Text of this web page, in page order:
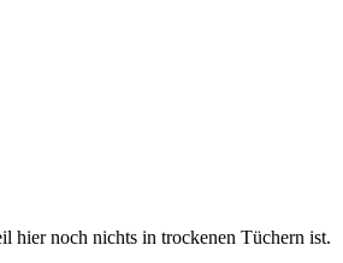
hier noch nichts in trockenen Tüchern ist.